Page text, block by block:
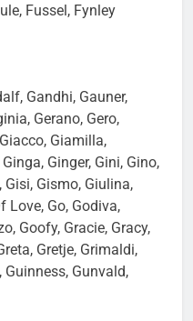
Fussel, Fynley
Gandhi, Gauner,
Gerano, Gero,
Giamilla,
Ginger, Gini, Gino,
Gisi, Gismo, Giulina,
Love, Go, Godiva,
Goofy, Gracie, Gracy,
Gretje, Grimaldi,
Guinness, Gunvald,